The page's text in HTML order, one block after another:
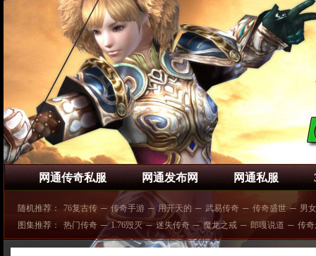
网通传奇私服 网通发布网 网通私服
随机推荐： 76复古传 ─ 传奇手游 ─ 用开天的 ─ 武易传奇 ─ 传奇盛世 ─ 男
图集推荐：
热门传奇 ─ 1.76毁灭 ─ 迷失传奇 ─ 魔龙之戒 ─ 郎嘎说道 ─ 传